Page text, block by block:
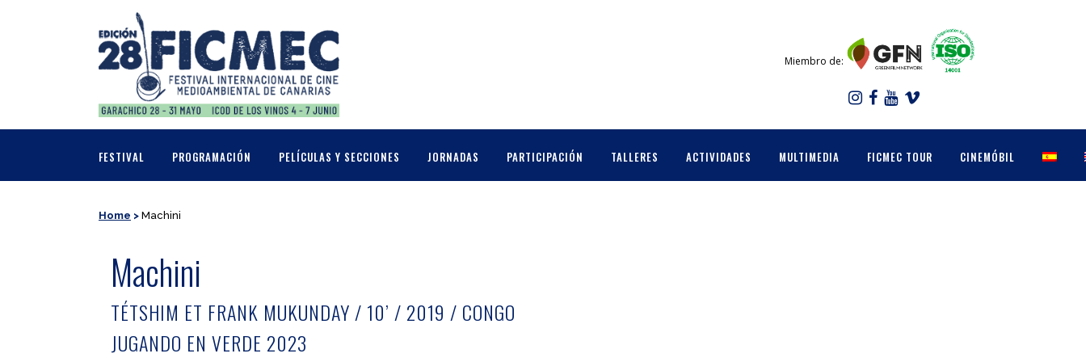
Miembro de:
FESTIVAL PROGRAMACIÓN PELÍCULAS Y SECCIONES JORNADAS PARTICIPACIÓN TALLERES ACTIVIDADES MULTIMEDIA FICMEC TOUR CINEMÓBIL
Home > Machini
Machini
TÉTSHIM ET FRANK MUKUNDAY / 10’ / 2019 / CONGO
JUGANDO EN VERDE 2023